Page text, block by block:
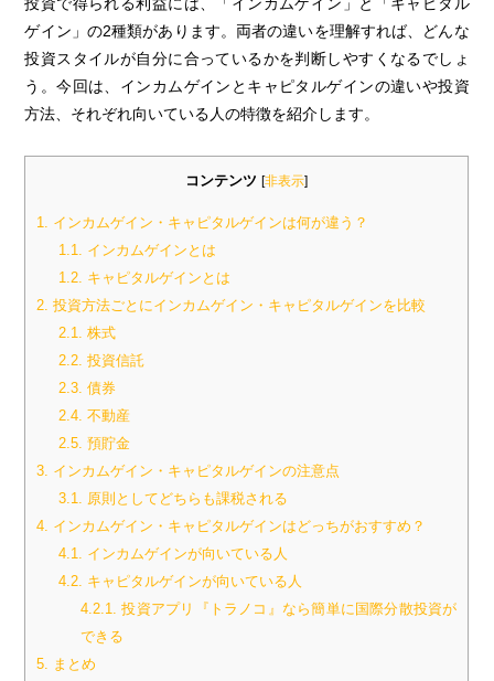
ゲイン」の2種類があります。両者の違いを理解すれば、どんな
投資スタイルが自分に合っているかを判断しやすくなるでしょ
う。今回は、インカムゲインとキャピタルゲインの違いや投資
方法、それぞれ向いている人の特徴を紹介します。
コンテンツ [非表示]
1. インカムゲイン・キャピタルゲインは何が違う？
1.1. インカムゲインとは
1.2. キャピタルゲインとは
2. 投資方法ごとにインカムゲイン・キャピタルゲインを比較
2.1. 株式
2.2. 投資信託
2.3. 債券
2.4. 不動産
2.5. 預貯金
3. インカムゲイン・キャピタルゲインの注意点
3.1. 原則としてどちらも課税される
4. インカムゲイン・キャピタルゲインはどっちがおすすめ？
4.1. インカムゲインが向いている人
4.2. キャピタルゲインが向いている人
4.2.1. 投資アプリ『トラノコ』なら簡単に国際分散投資が
できる
5. まとめ